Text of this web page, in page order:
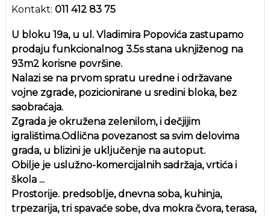
Kontakt: 011 412 83 75
U bloku 19a, u ul. Vladimira Popovića zastupamo
prodaju funkcionalnog 3.5s stana uknjiženog na
93m2 korisne površine.
Nalazi se na prvom spratu uredne i održavane
vojne zgrade, pozicionirane u sredini bloka, bez
saobraćaja.
Zgrada je okružena zelenilom, i dečjijim
igralištima.Odlična povezanost sa svim delovima
grada, u blizini je uključenje na autoput.
Obilje je uslužno-komercijalnih sadržaja, vrtića i
škola ...
Prostorije. predsoblje, dnevna soba, kuhinja,
trpezarija, tri spavaće sobe, dva mokra čvora, terasa,